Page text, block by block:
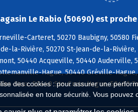
des cookies : pour assurer une
en toute sécurité. Vous
Le Rabio (50690) est proche
Carteret, 50270 Baubigny, 50580
la-Rivière, 50270 St-Jean-de-la-
50440 Acqueville, 50440 Auderville,
Hague, 50440 Gréville-
Vaux, 50440 Ste-Croix-Hague, 50460